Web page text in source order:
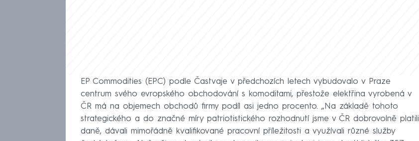
EP Commodities (EPC) podle Častvaje v předchozích letech vybudovalo v Praze
centrum svého evropského obchodování s komoditami, přestože elektřina vyrobená v
ČR má na objemech obchodů firmy podíl asi jedno procento. „Na základě tohoto
strategického a do značné míry patriotistického rozhodnutí jsme v ČR dobrovolně platili
daně, dávali mimořádně kvalifikované pracovní příležitosti a využívali různé služby